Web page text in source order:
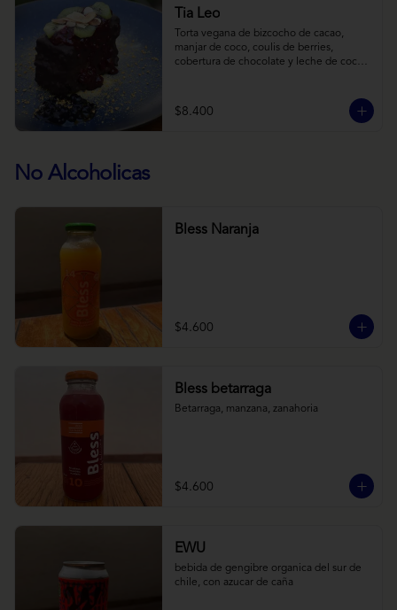
Tia Leo
Torta vegana de bizcocho de cacao,
manjar de coco, coulis de berries,
cobertura de chocolate y leche de coco
$8.400
No Alcoholicas
Bless Naranja
$4.600
Bless betarraga
Betarraga, manzana, zanahoria
$4.600
EWU
bebida de gengibre organica del sur de
chile, con azucar de caña